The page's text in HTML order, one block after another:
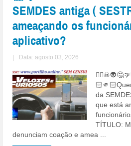
SEMDES antiga (
ameaçando os
aplicativo?
Data: agosto 03, 2026
da
que está
TÍTULO:
denunciam coação e amea ...